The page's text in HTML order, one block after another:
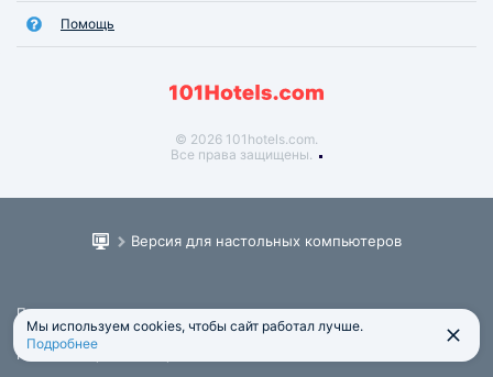
Помощь
© 2026 101hotels.com.
Все права защищены.
Версия для настольных компьютеров
Пользовательское соглашение
Юридическая информация
Политика обработки персональных данных
Мы используем cookies, чтобы сайт работал лучше.
Подробнее